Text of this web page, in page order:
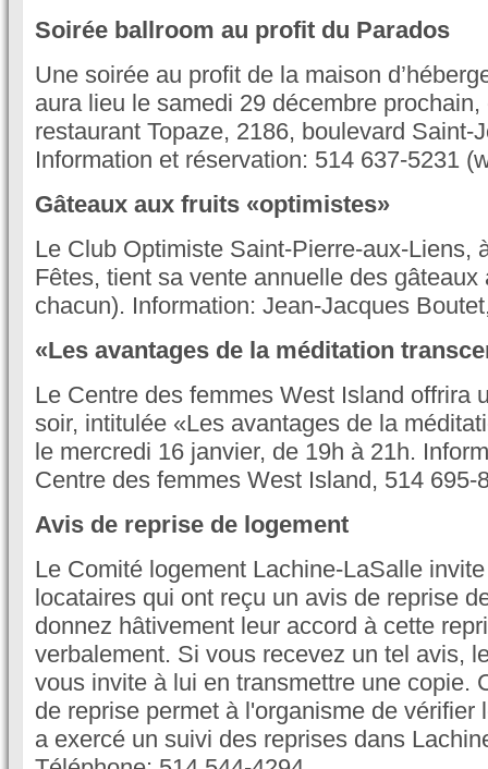
Soirée ballroom au profit du Parados
Une soirée au profit de la maison
aura lieu le samedi 29 décembre
restaurant Topaze, 2186, boulevard Saint-
Information et réservation: 514 637-5231
Gâteaux aux fruits «optimistes»
Le Club Optimiste Saint-Pierre-aux-Liens,
Fêtes, tient sa vente annuelle des gâteaux
chacun). Information: Jean-Jacques
«Les avantages de la méditation
Le Centre des femmes West Island offrira
soir, intitulée «Les avantages de la
le mercredi 16 janvier, de 19h à 21h.
Centre des femmes West Island, 514 695-
Avis de reprise de logement
Le Comité logement Lachine-LaSalle
locataires qui ont reçu un avis de reprise
donnez hâtivement leur accord à cette
verbalement. Si vous recevez un tel avis,
vous invite à lui en transmettre une copie.
de reprise permet à l'organisme de vérifier
a exercé un suivi des reprises dans